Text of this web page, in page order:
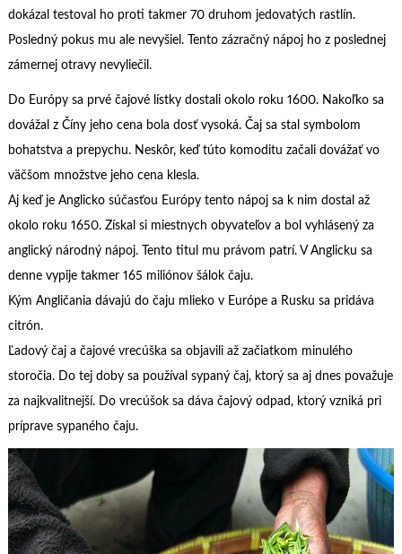
dokázal testoval ho proti takmer 70 druhom jedovatých rastlín.
Posledný pokus mu ale nevyšiel. Tento zázračný nápoj ho z poslednej
zámernej otravy nevyliečil.
Do Európy sa prvé čajové lístky dostali okolo roku 1600. Nakoľko sa
dovážal z Číny jeho cena bola dosť vysoká. Čaj sa stal symbolom
bohatstva a prepychu. Neskôr, keď túto komoditu začali dovážať vo
väčšom množstve jeho cena klesla.
Aj keď je Anglicko súčasťou Európy tento nápoj sa k nim dostal až
okolo roku 1650. Získal si miestnych obyvateľov a bol vyhlásený za
anglický národný nápoj. Tento titul mu právom patrí. V Anglicku sa
denne vypije takmer 165 miliónov šálok čaju.
Kým Angličania dávajú do čaju mlieko v Európe a Rusku sa pridáva
citrón.
Ľadový čaj a čajové vrecúška sa objavili až začiatkom minulého
storočia. Do tej doby sa používal sypaný čaj, ktorý sa aj dnes považuje
za najkvalitnejší. Do vrecúšok sa dáva čajový odpad, ktorý vzniká pri
príprave sypaného čaju.